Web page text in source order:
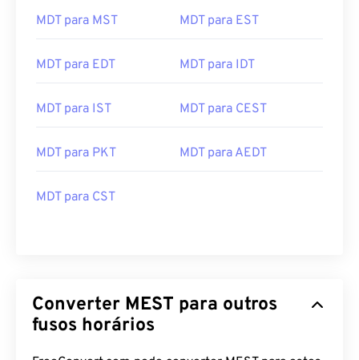
MDT para MST MDT para EST
MDT para EDT MDT para IDT
MDT para IST MDT para CEST
MDT para PKT MDT para AEDT
MDT para CST
Converter MEST para outros
fusos horários